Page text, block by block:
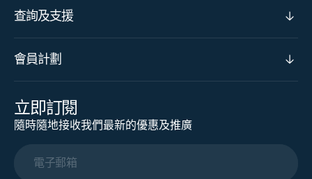
查詢及支援
會員計劃
立即訂閱
隨時隨地接收我們最新的優惠及推廣
電子郵箱